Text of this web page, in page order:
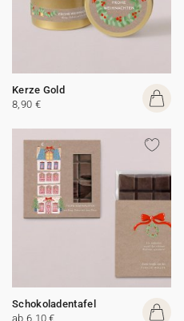
Kerze Gold
8,90 €
Schokoladentafel
ab 6,10 €